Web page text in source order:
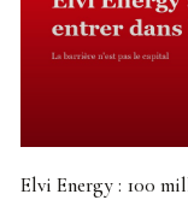
Elvi Energy : 100